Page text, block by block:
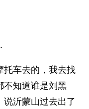
托车去的，我去找
不知道谁是刘黑
沂蒙山过去出了